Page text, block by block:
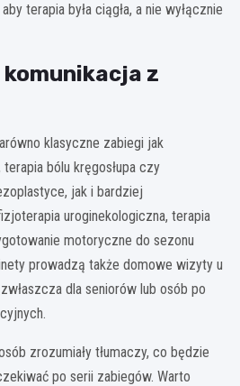
terapia była ciągła, a nie wyłącznie
komunikacja z
klasyczne zabiegi jak
terapia bólu kręgosłupa czy
jak i bardziej
uroginekologiczna, terapia
motoryczne do sezonu
prowadzą także domowe wizyty u
dla seniorów lub osób po
zrozumiały tłumaczy, co będzie
po serii zabiegów. Warto